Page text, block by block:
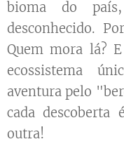
bioma do
desconhecido.
Quem mora lá?
ecossistema
aventura pelo
cada descoberta
outra!